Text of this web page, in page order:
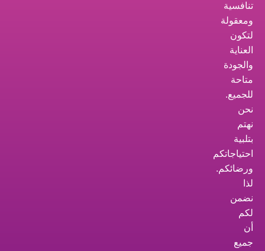
تنافسية
ومعقولة
لتكون
العناية
والجودة
متاحة
للجميع.
نحن
نهتم
بتلبية
احتياجاتكم
ورضائكم.
لذا
نضمن
لكم
أن
جميع